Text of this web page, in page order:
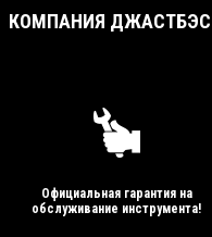
КОМПАНИЯ
Официальная гарантия на
обслуживание инструмента!